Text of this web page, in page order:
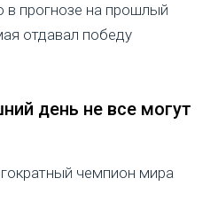
в прогнозе на прошлый
отдавал победу
день не все могут
чемпион мира